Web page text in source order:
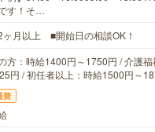
す！そ…
ヶ月以上 ■開始日の相談OK！
方：時給1400円～1750円 / 介護
円 / 初任者以上：時給1500円～
費